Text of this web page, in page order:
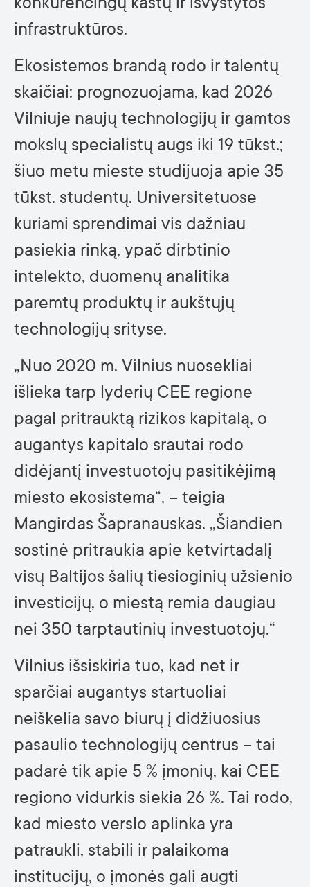
infrastruktūros.
Ekosistemos brandą rodo ir talentų
skaičiai: prognozuojama, kad 2026
Vilniuje naujų technologijų ir gamtos
mokslų specialistų augs iki 19 tūkst.;
šiuo metu mieste studijuoja apie 35
tūkst. studentų. Universitetuose
kuriami sprendimai vis dažniau
pasiekia rinką, ypač dirbtinio
intelekto, duomenų analitika
paremtų produktų ir aukštųjų
technologijų srityse.
„Nuo 2020 m. Vilnius nuosekliai
išlieka tarp lyderių CEE regione
pagal pritrauktą rizikos kapitalą, o
augantys kapitalo srautai rodo
didėjantį investuotojų pasitikėjimą
miesto ekosistema“, – teigia
Mangirdas Šapranauskas. „Šiandien
sostinė pritraukia apie ketvirtadalį
visų Baltijos šalių tiesioginių užsienio
investicijų, o miestą remia daugiau
nei 350 tarptautinių investuotojų.“
Vilnius išsiskiria tuo, kad net ir
sparčiai augantys startuoliai
neiškelia savo biurų į didžiuosius
pasaulio technologijų centrus – tai
padarė tik apie 5 % įmonių, kai CEE
regiono vidurkis siekia 26 %. Tai rodo,
kad miesto verslo aplinka yra
patraukli, stabili ir palaikoma
institucijų, o įmonės gali augti